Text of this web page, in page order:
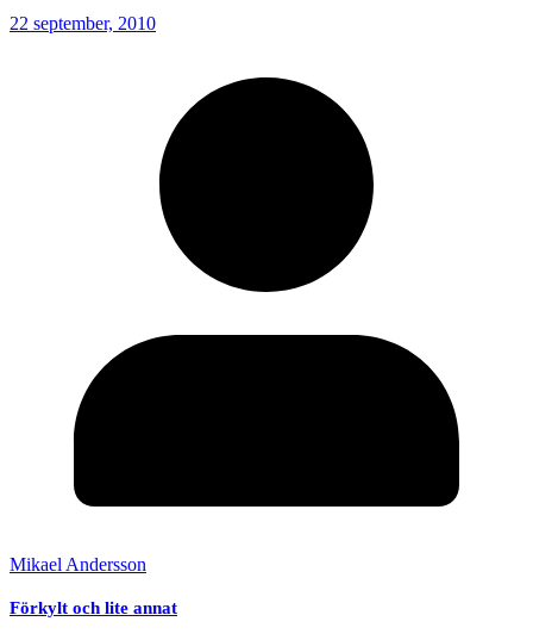
22 september, 2010
Mikael Andersson
Förkylt och lite annat